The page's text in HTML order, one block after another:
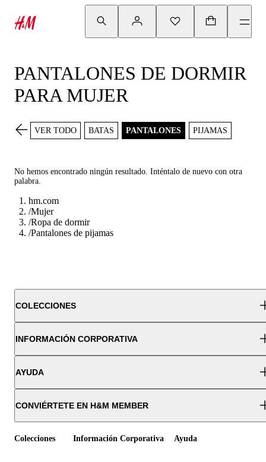
PANTALONES DE DORMIR
PARA MUJER
VER TODO BATAS PANTALONES PIJAMAS
No hemos encontrado ningún resultado. Inténtalo de nuevo con otra
palabra.
hm.com
/Mujer
/Ropa de dormir
/Pantalones de pijamas
COLECCIONES
INFORMACIÓN CORPORATIVA
AYUDA
CONVIÉRTETE EN H&M MEMBER
Colecciones Información Corporativa Ayuda